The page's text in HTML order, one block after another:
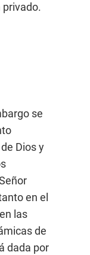
privado.
se
Dios y
en el
las
de
dada por